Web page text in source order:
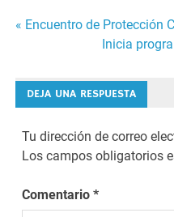
Navegación
entradas
« Encuentro de Protección
Inicia
DEJA UNA RESPUESTA
Tu dirección de correo
Los campos obligatorios
Comentario*